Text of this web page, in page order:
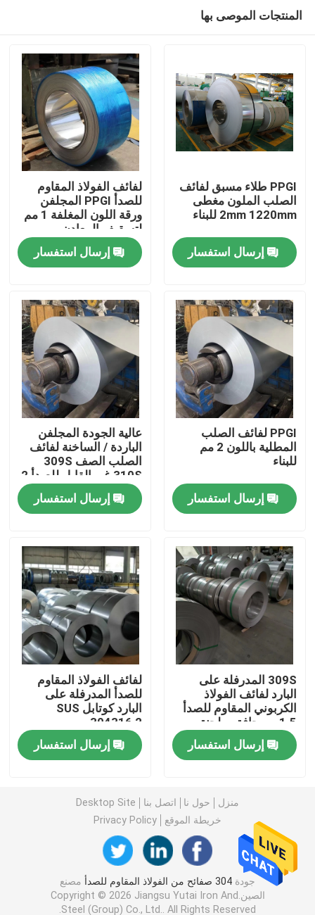
مسكن
منتجات
معلومات عنا
جولة في المعمل
مراقبة الجودة
اتصل بنا
اطلب اقتباس
304 صفائح من الفولاذ المقاوم للصدأ
316 ورقة الفولاذ المقاوم للصدأ
309 ورقة الفولاذ المقاوم للصدأ
لفائف الفولاذ المقاوم للصدأ المدرفلة على الساخن
أنبوب فولاذي ملحوم
أنبوب فولاذي غير ملحوم
قضيب من الستانلس ستيل
المنتجات الموصى بها
PPGI طلاء مسبق لفائف
الصلب الملون مغطى
2mm 1220mm للبناء
إرسال استفسار
لفائف الفولاذ المقاوم
للصدأ PPGI المجلفن
ورقة اللون المغلفة 1 مم
لتسقيف المعادن
إرسال استفسار
PPGI لفائف الصلب
المطلية باللون 2 مم
للبناء
إرسال استفسار
عالية الجودة المجلفن
الباردة / الساخنة لفائف
الصلب الصف 309S
310S غير القابل للصدأ 2
مم
إرسال استفسار
309S المدرفلة على
البارد لفائف الفولاذ
الكربوني المقاوم للصدأ
1.5 مم حافة مطحنة
إرسال استفسار
لفائف الفولاذ المقاوم
للصدأ المدرفلة على
البارد كوتابل SUS
304316 2 مم
إرسال استفسار
منزل حول نا اتصل بنا
Desktop Site
خريطة الموقع
Privacy Policy
جودة 304 صفائح من الفولاذ المقاوم للصدأ
مصنع
الصين.Copyright © 2026 Jiangsu Yutai Iron And
Steel (Group) Co., Ltd.. All Rights Reserved.